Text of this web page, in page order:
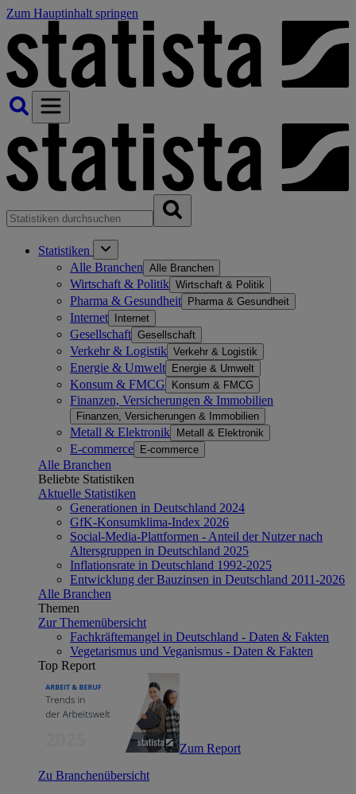
Zum Hauptinhalt springen
Statistiken
Alle Branchen Alle Branchen
Wirtschaft & Politik Wirtschaft & Politik
Pharma & Gesundheit Pharma & Gesundheit
Internet Internet
Gesellschaft Gesellschaft
Verkehr & Logistik Verkehr & Logistik
Energie & Umwelt Energie & Umwelt
Konsum & FMCG Konsum & FMCG
Finanzen, Versicherungen & Immobilien
Finanzen, Versicherungen & Immobilien
Metall & Elektronik Metall & Elektronik
E-commerce E-commerce
Alle Branchen
Beliebte Statistiken
Aktuelle Statistiken
Generationen in Deutschland 2024
GfK-Konsumklima-Index 2026
Social-Media-Plattformen - Anteil der Nutzer nach
Altersgruppen in Deutschland 2025
Inflationsrate in Deutschland 1992-2025
Entwicklung der Bauzinsen in Deutschland 2011-2026
Alle Branchen
Themen
Zur Themenübersicht
Fachkräftemangel in Deutschland - Daten & Fakten
Vegetarismus und Veganismus - Daten & Fakten
Top Report
Zum Report
Zu Branchenübersicht